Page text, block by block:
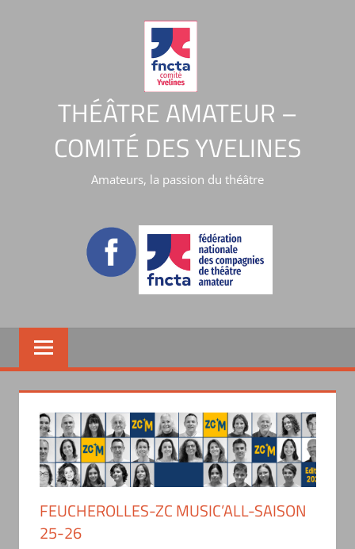
THÉÂTRE AMATEUR –
COMITÉ DES YVELINES
Amateurs, la passion du théâtre
FEUCHEROLLES-ZC MUSIC’ALL-SAISON
25-26